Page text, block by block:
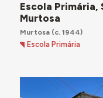
Escola Primária,
Murtosa
Murtosa(c. 1944)
Escola Primária